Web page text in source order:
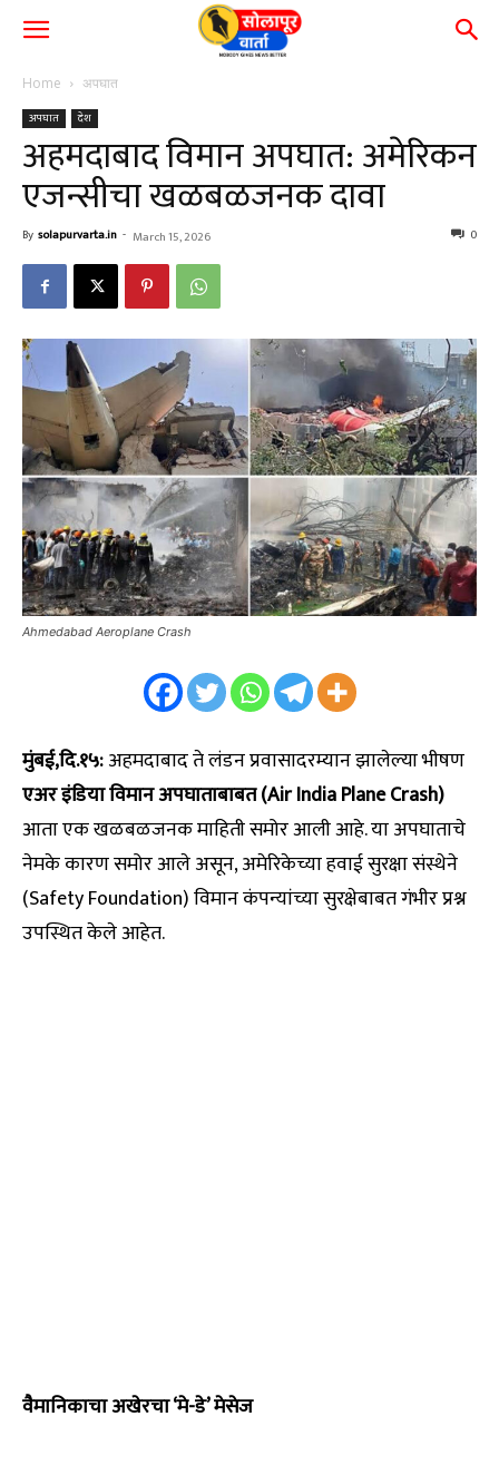
Home अपघात
अपघात देश
अहमदाबाद विमान अपघात: अमेरिकन
एजन्सीचा खळबळजनक दावा
By solapurvarta.in - March 15, 2026 0
Ahmedabad Aeroplane Crash
मुंबई,दि.१५:अहमदाबाद ते लंडन प्रवासादरम्यान झालेल्या भीषण
एअर इंडिया विमान अपघाताबाबत (Air India Plane Crash)
आता एक खळबळजनक माहिती समोर आली आहे. या अपघाताचे
नेमके कारण समोर आले असून, अमेरिकेच्या हवाई सुरक्षा संस्थेने
(Safety Foundation) विमान कंपन्यांच्या सुरक्षेबाबत गंभीर प्रश्न
उपस्थित केले आहेत.
वैमानिकाचा अखेरचा ‘मे-डे’ मेसेज